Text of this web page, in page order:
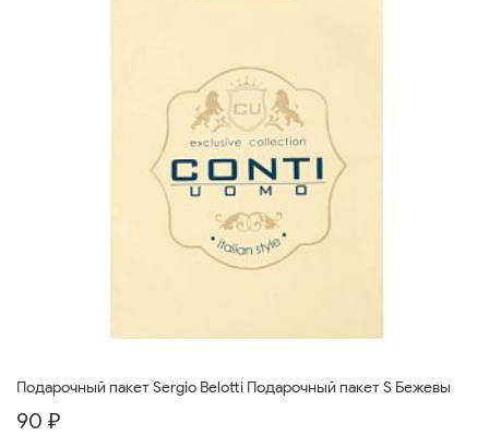
Подарочный пакет Sergio Belotti Подарочный пакет S Бежевы
90 ₽